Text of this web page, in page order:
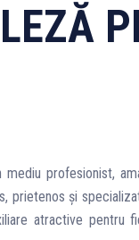
profesionist,
prietenos și
atractive pentru